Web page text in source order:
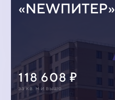
«NEWПИТЕР»
118 608
за кв. м и выше